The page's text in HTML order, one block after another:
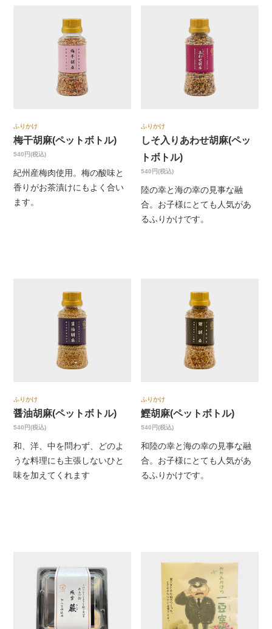
ふりかけ
梅干胡麻(ペットボトル)
540円(税込)
紀州産梅肉使用。梅の酸味と
香りがお茶漬けにもよく合い
ます。
ふりかけ
しそ入りあわせ胡麻(ペッ
トボトル)
540円(税込)
陸の幸と海の幸の見事な融
合。お子様にとても人気があ
るふりかけです。
ふりかけ
醤油胡麻(ペットボトル)
540円(税込)
和、洋、中を問わず、どのよ
うな料理にも主張しないひと
味を加えてくれます
ふりかけ
鰹胡麻(ペットボトル)
540円(税込)
和陸の幸と海の幸の見事な融
合。お子様にとても人気があ
るふりかけです。